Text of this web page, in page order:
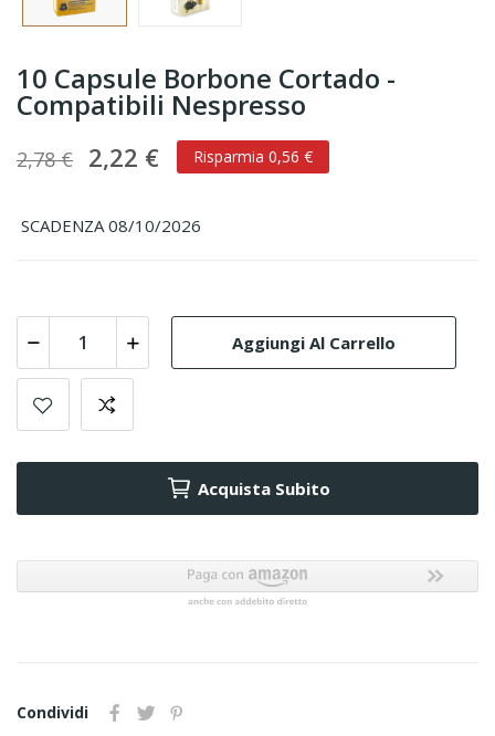
10 Capsule Borbone Cortado -
Compatibili Nespresso
2,78 € 2,22 € Risparmia 0,56 €
SCADENZA 08/10/2026
Aggiungi Al Carrello
Acquista Subito
Condividi